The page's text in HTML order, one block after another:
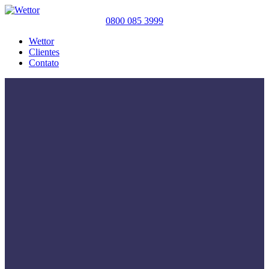
0800 085 3999
Wettor
Clientes
Contato